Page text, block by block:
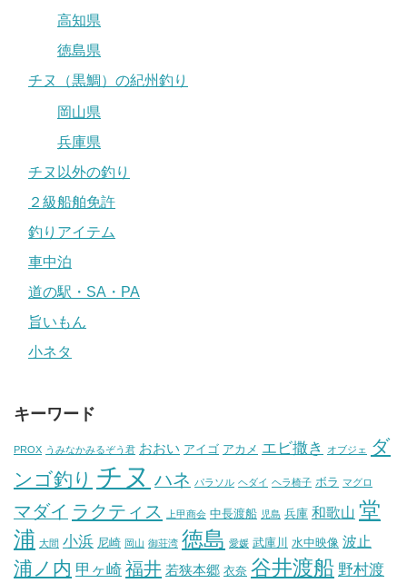
高知県
徳島県
チヌ（黒鯛）の紀州釣り
岡山県
兵庫県
チヌ以外の釣り
２級船舶免許
釣りアイテム
車中泊
道の駅・SA・PA
旨いもん
小ネタ
キーワード
PROX うみなかみるぞう君 おおい アイゴ アカメ エビ撒き オブジェ
ダ
ンゴ釣り チヌ ハネ パラソル ヘダイ ヘラ椅子 ボラ マグロ
マダイ ラクティス 上甲商会 中長渡船 児島 兵庫 和歌山 堂
浦 大間 小浜 尼崎 岡山 御荘湾 徳島 愛媛 武庫川 水中映像 波止
浦ノ内 甲ヶ崎 福井 若狭本郷 衣奈 谷井渡船 野村渡